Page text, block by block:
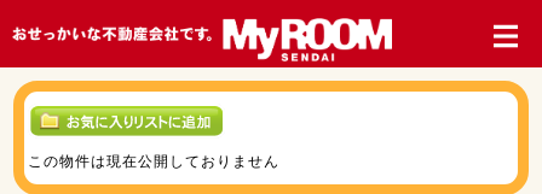
この物件は現在公開しておりません